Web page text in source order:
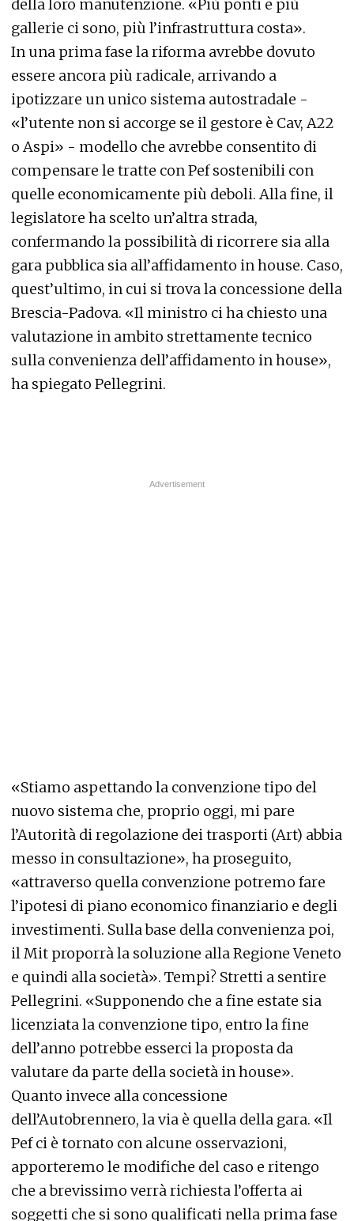
della loro manutenzione. «Più ponti e più
gallerie ci sono, più l’infrastruttura costa».
In una prima fase la riforma avrebbe dovuto
essere ancora più radicale, arrivando a
ipotizzare un unico sistema autostradale -
«l’utente non si accorge se il gestore è Cav, A22
o Aspi» - modello che avrebbe consentito di
compensare le tratte con Pef sostenibili con
quelle economicamente più deboli. Alla fine, il
legislatore ha scelto un’altra strada,
confermando la possibilità di ricorrere sia alla
gara pubblica sia all’affidamento in house. Caso,
quest’ultimo, in cui si trova la concessione della
Brescia-Padova. «Il ministro ci ha chiesto una
valutazione in ambito strettamente tecnico
sulla convenienza dell’affidamento in house»,
ha spiegato Pellegrini.
«Stiamo aspettando la convenzione tipo del
nuovo sistema che, proprio oggi, mi pare
l’Autorità di regolazione dei trasporti (Art) abbia
messo in consultazione», ha proseguito,
«attraverso quella convenzione potremo fare
l’ipotesi di piano economico finanziario e degli
investimenti. Sulla base della convenienza poi,
il Mit proporrà la soluzione alla Regione Veneto
e quindi alla società». Tempi? Stretti a sentire
Pellegrini. «Supponendo che a fine estate sia
licenziata la convenzione tipo, entro la fine
dell’anno potrebbe esserci la proposta da
valutare da parte della società in house».
Quanto invece alla concessione
dell’Autobrennero, la via è quella della gara. «Il
Pef ci è tornato con alcune osservazioni,
apporteremo le modifiche del caso e ritengo
che a brevissimo verrà richiesta l’offerta ai
soggetti che si sono qualificati nella prima fase